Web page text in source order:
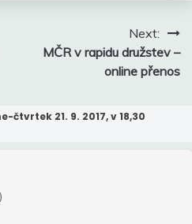
Next:
MČR v rapidu družstev –
online přenos
čtvrtek 21. 9. 2017, v 18,30